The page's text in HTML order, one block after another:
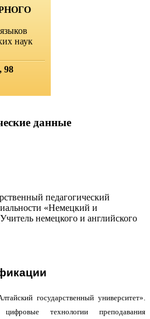
наук
98
данные
педагогический
«Немецкий и
немецкого и английского
государственный университет».
технологии преподавания